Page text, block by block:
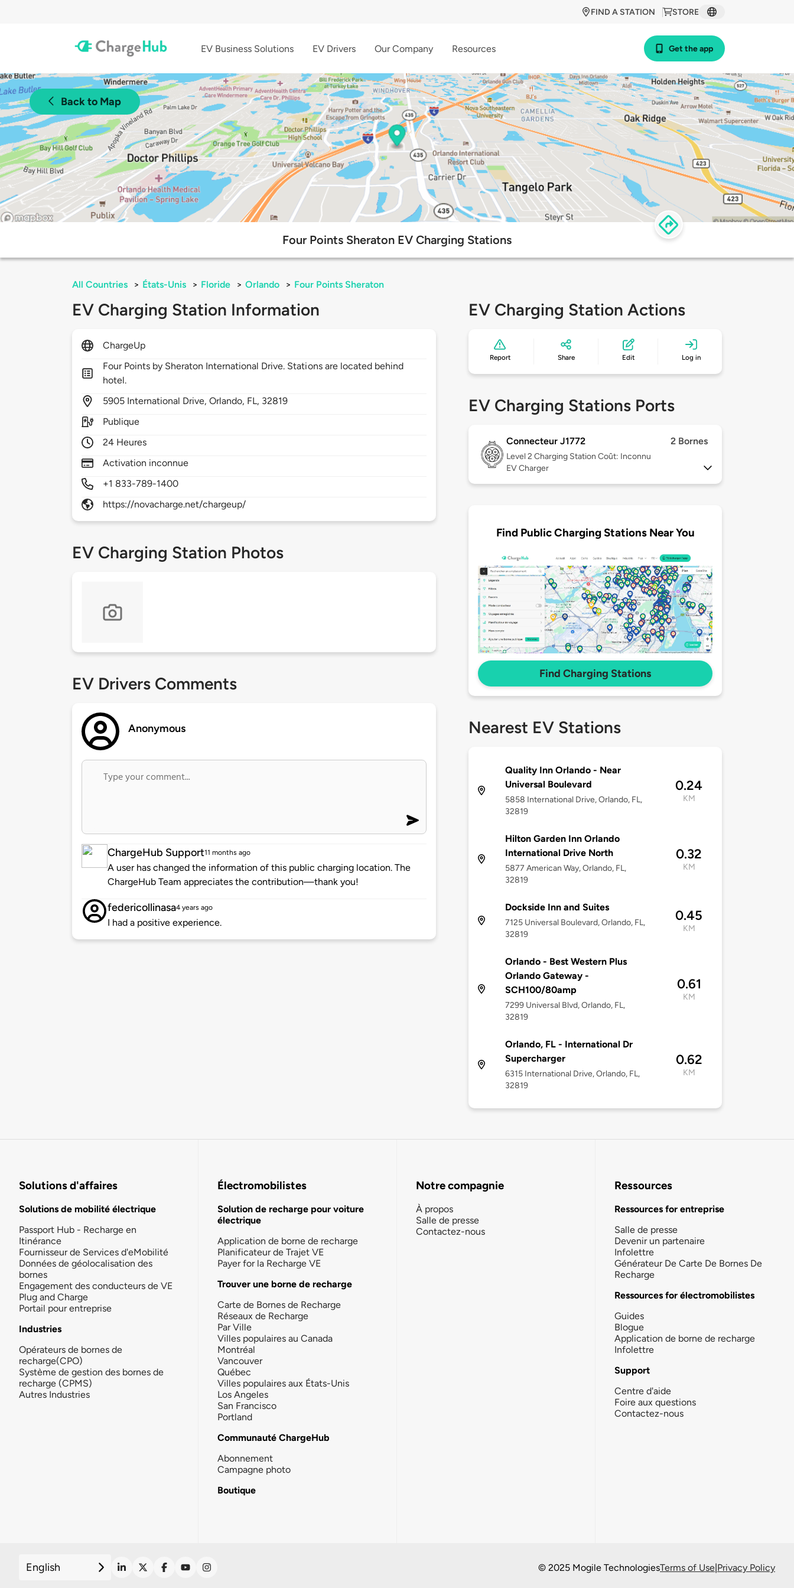
STORE
FIND A STATION
EV Business Solutions EV Drivers Our Company Resources Get the app
Back to Map
Four Points Sheraton EV Charging Stations
All Countries > États-Unis > Floride > Orlando > Four Points Sheraton
EV Charging Station Information
ChargeUp
Four Points by Sheraton International Drive. Stations are located behind
hotel.
5905 International Drive,Orlando, FL, 32819
Publique
24 Heures
Activation inconnue
+1 833-789-1400
https://novacharge.net/chargeup/
EV Charging Station Photos
EV Drivers Comments
Anonymous
ChargeHub Support11 months ago
A user has changed the information of this public charging location. The
ChargeHub Team appreciates the contribution—thank you!
federicollinasa4 years ago
I had a positive experience.
EV Charging Station Actions
Report Share Edit Log in
EV Charging Stations Ports
Connecteur J1772 2 Bornes
Level 2 Charging Station Coût: Inconnu
EV Charger
Find Public Charging Stations Near You
Find Charging Stations
Nearest EV Stations
Quality Inn Orlando - Near
Universal Boulevard
5858 International Drive, Orlando, FL,
32819
0.24
KM
Hilton Garden Inn Orlando
International Drive North
5877 American Way, Orlando, FL,
32819
0.32
KM
Dockside Inn and Suites
7125 Universal Boulevard, Orlando, FL,
32819
0.45
KM
Orlando - Best Western Plus
Orlando Gateway -
SCH100/80amp
7299 Universal Blvd, Orlando, FL,
32819
0.61
KM
Orlando, FL - International Dr
Supercharger
6315 International Drive, Orlando, FL,
32819
0.62
KM
Solutions d'affaires
Solutions de mobilité électrique
Passport Hub - Recharge en
Itinérance
Fournisseur de Services d'eMobilité
Données de géolocalisation des
bornes
Engagement des conducteurs de VE
Plug and Charge
Portail pour entreprise
Industries
Opérateurs de bornes de
recharge(CPO)
Système de gestion des bornes de
recharge (CPMS)
Autres Industries
Électromobilistes
Solution de recharge pour voiture
électrique
Application de borne de recharge
Planificateur de Trajet VE
Payer for la Recharge VE
Trouver une borne de recharge
Carte de Bornes de Recharge
Réseaux de Recharge
Par Ville
Villes populaires au Canada
Montréal
Vancouver
Québec
Villes populaires aux États-Unis
Los Angeles
San Francisco
Portland
Communauté ChargeHub
Abonnement
Campagne photo
Boutique
Notre compagnie
À propos
Salle de presse
Contactez-nous
Ressources
Ressources for entreprise
Salle de presse
Devenir un partenaire
Infolettre
Générateur De Carte De Bornes De
Recharge
Ressources for électromobilistes
Guides
Blogue
Application de borne de recharge
Infolettre
Support
Centre d'aide
Foire aux questions
Contactez-nous
English © 2025 Mogile TechnologiesTerms of Use|Privacy Policy